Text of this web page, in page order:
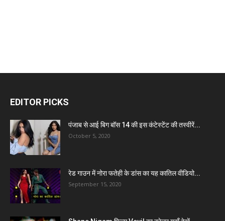
EDITOR PICKS
पंजाब से आई बिग बॉस 14 की इस कंटेस्टेंट की तस्वीरें...
October 5, 2020
रेड गाउन में नोरा फतेही के डांस का यह कातिल वीडियो...
September 15, 2020